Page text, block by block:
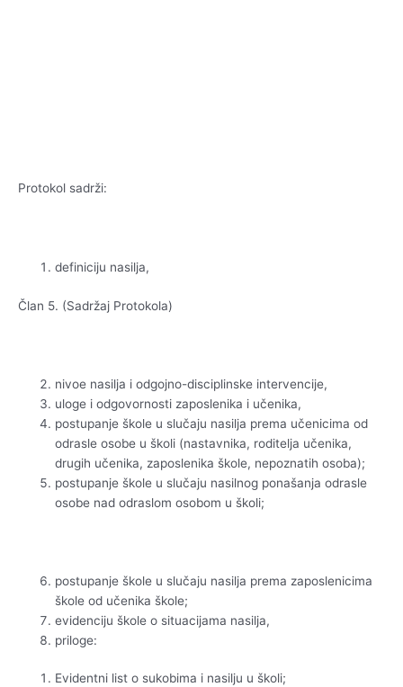
Protokol sadrži:
definiciju nasilja,
Član 5. (Sadržaj Protokola)
nivoe nasilja i odgojno-disciplinske intervencije,
uloge i odgovornosti zaposlenika i učenika,
postupanje škole u slučaju nasilja prema učenicima od
odrasle osobe u školi (nastavnika, roditelja učenika,
drugih učenika, zaposlenika škole, nepoznatih osoba);
postupanje škole u slučaju nasilnog ponašanja odrasle
osobe nad odraslom osobom u školi;
postupanje škole u slučaju nasilja prema zaposlenicima
škole od učenika škole;
evidenciju škole o situacijama nasilja,
priloge:
Evidentni list o sukobima i nasilju u školi;